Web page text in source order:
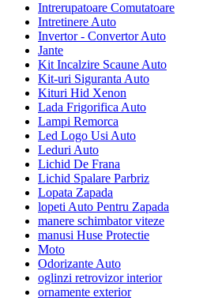
Intrerupatoare Comutatoare
Intretinere Auto
Invertor - Convertor Auto
Jante
Kit Incalzire Scaune Auto
Kit-uri Siguranta Auto
Kituri Hid Xenon
Lada Frigorifica Auto
Lampi Remorca
Led Logo Usi Auto
Leduri Auto
Lichid De Frana
Lichid Spalare Parbriz
Lopata Zapada
lopeti Auto Pentru Zapada
manere schimbator viteze
manusi Huse Protectie
Moto
Odorizante Auto
oglinzi retrovizor interior
ornamente exterior